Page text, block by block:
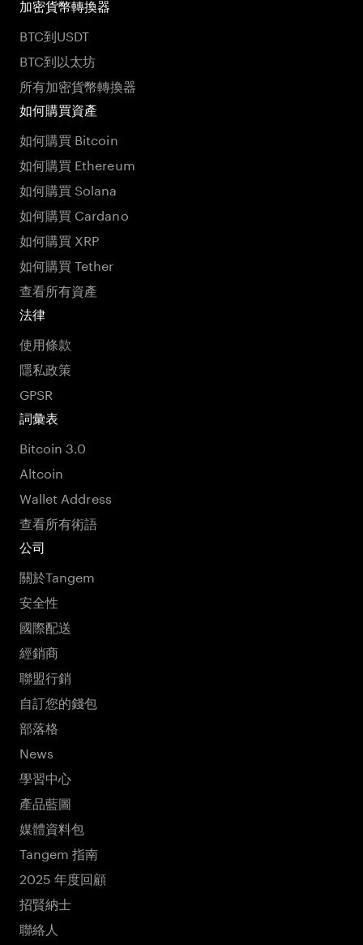
加密貨幣轉換器
BTC到USDT
BTC到以太坊
所有加密貨幣轉換器
如何購買資產
如何購買 Bitcoin
如何購買 Ethereum
如何購買 Solana
如何購買 Cardano
如何購買 XRP
如何購買 Tether
查看所有資產
法律
使用條款
隱私政策
GPSR
詞彙表
Bitcoin 3.0
Altcoin
Wallet Address
查看所有術語
公司
關於Tangem
安全性
國際配送
經銷商
聯盟行銷
自訂您的錢包
部落格
News
學習中心
產品藍圖
媒體資料包
Tangem 指南
2025 年度回顧
招賢納士
聯絡人